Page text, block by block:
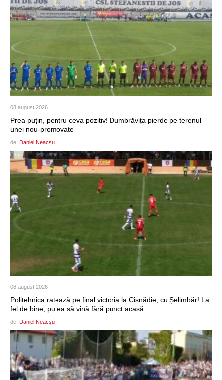
08 august 2026
Prea puțin, pentru ceva pozitiv! Dumbrăvița pierde pe terenul
unei nou-promovate
de: Daniel Neacșu
08 august 2026
Politehnica ratează pe final victoria la Cisnădie, cu Șelimbăr! La
fel de bine, putea să vină fără punct acasă
de: Daniel Neacșu